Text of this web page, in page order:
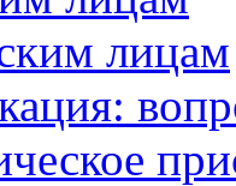
лицам